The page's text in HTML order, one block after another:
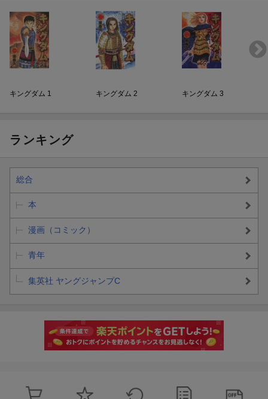
キングダム 1 キングダム 2 キングダム 3
ランキング
総合
本
漫画（コミック）
青年
集英社 ヤングジャンプC